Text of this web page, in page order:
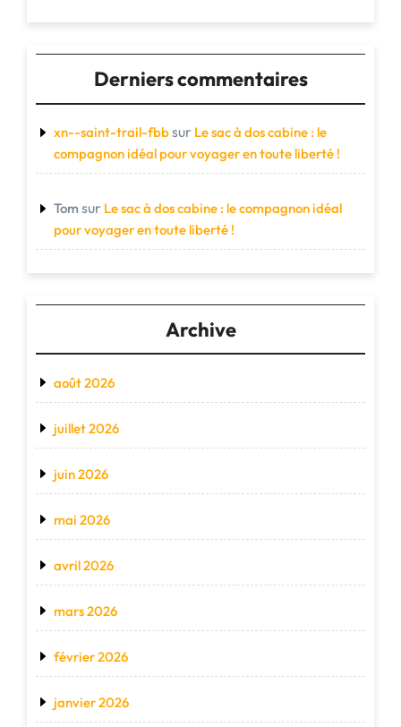
Derniers commentaires
xn--saint-trail-fbbsur Le sac à dos cabine : le
compagnon idéal pour voyager en toute liberté !
Tom sur Le sac à dos cabine : le compagnon idéal
pour voyager en toute liberté !
Archive
août 2026
juillet 2026
juin 2026
mai 2026
avril 2026
mars 2026
février 2026
janvier 2026